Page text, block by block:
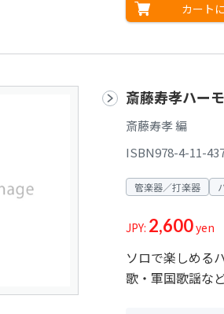
カート
斎藤寿孝ハー
斎藤寿孝 編
ISBN978-4-11-
管楽器／打楽器
JPY: 2,600yen
ソロで楽しめる
歌・軍国歌謡な